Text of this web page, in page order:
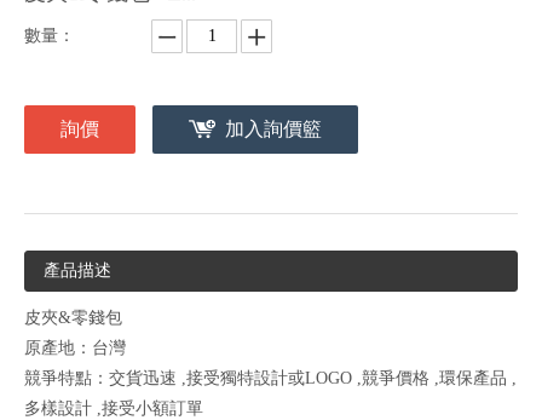
數量：
詢價 加入詢價籃
產品描述
皮夾&零錢包
原產地：台灣
競爭特點：交貨迅速 ,接受獨特設計或LOGO ,競爭價格 ,環保產品 ,
多樣設計 ,接受小額訂單